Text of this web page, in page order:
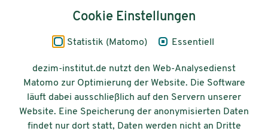
Impressum
Datenschutz
Barrierefreiheit
© 2026 Deutsches Zentrum für
Cookie Einstellungen
Statistik (Matomo) Essentiell
dezim-institut.de nutzt den Web-Analysedienst
Matomo zur Optimierung der Website. Die Software
läuft dabei ausschließlich auf den Servern unserer
Website. Eine Speicherung der anonymisierten Daten
findet nur dort statt, Daten werden nicht an Dritte